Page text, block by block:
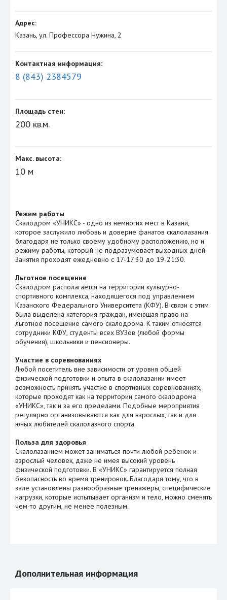
Адрес:
Казань, ул. Профессора Нужина, 2
Контактная информация:
8 (843) 2384579
Площадь стен:
200 кв.м.
Макс. высота:
10 м
Режим работы
Скалодром «УНИКС» - одно из немногих мест в Казани,
которое заслужило любовь и доверие фанатов скалолазания
благодаря не только своему удобному расположению, но и
режиму работы, который не подразумевает выходных дней.
Занятия проходят ежедневно с 17-17:30 до 19-21:30.
Льготное посещение
Скалодром располагается на территории культурно-
спортивного комплекса, находящегося под управлением
Казанского Федерального Университета (КФУ). В связи с этим
была выделена категория граждан, имеющая право на
льготное посещение самого скалодрома. К таким относятся
сотрудники КФУ, студенты всех ВУЗов (любой формы
обучения), школьники и пенсионеры.
Участие в соревнованиях
Любой посетитель вне зависимости от уровня общей
физической подготовки и опыта в скалолазании имеет
возможность принять участие в спортивных соревнованиях,
которые проходят как на территории самого скалодрома
«УНИКС», так и за его пределами. Подобные мероприятия
регулярно организовываются как для взрослых, так и для
юных любителей скалолазного спорта.
Польза для здоровья
Скалолазанием может заниматься почти любой ребенок и
взрослый человек, даже не имея высокий уровень
физической подготовки. В «УНИКС» гарантируется полная
безопасность во время тренировок. Благодаря тому, что в
зале установлены разнообразные тренажеры, специфические
нагрузки, которые испытывает организм и тело, можно сменять
чем-то другим, не менее полезным.
Дополнительная информация